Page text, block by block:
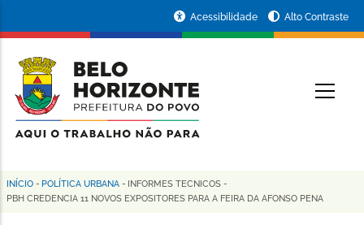
conteúdo
principal
da
Prefeitura
de
Horizonte
Acessibilidade Alto Contraste
Trilha
INÍCIO - POLÍTICA URBANA - INFORMES TECNICOS -
PBH CREDENCIA 11 NOVOS EXPOSITORES PARA A FEIRA DA AFONSO PENA